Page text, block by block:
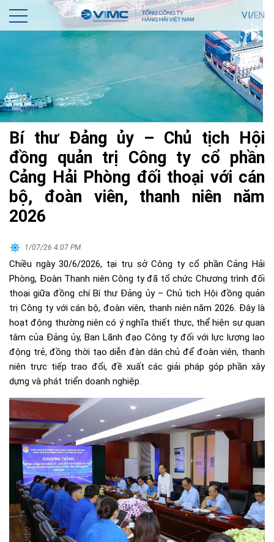
VI/EN
Bí thư Đảng ủy – Chủ tịch Hội
đồng quản trị Công ty cổ phần
Cảng Hải Phòng đối thoại với cán
bộ, đoàn viên, thanh niên năm
2026
1/07/26 4:07 PM
Chiều ngày 30/6/2026, tại trụ sở Công ty cổ phần Cảng Hải
Phòng, Đoàn Thanh niên Công ty đã tổ chức Chương trình đối
thoại giữa đồng chí Bí thư Đảng ủy – Chủ tịch Hội đồng quản
trị Công ty với cán bộ, đoàn viên, thanh niên năm 2026. Đây là
hoạt động thường niên có ý nghĩa thiết thực, thể hiện sự quan
tâm của Đảng ủy, Ban Lãnh đạo Công ty đối với lực lượng lao
động trẻ, đồng thời tạo diễn đàn dân chủ để đoàn viên, thanh
niên trực tiếp trao đổi, đề xuất các giải pháp góp phần xây
dựng và phát triển doanh nghiệp.